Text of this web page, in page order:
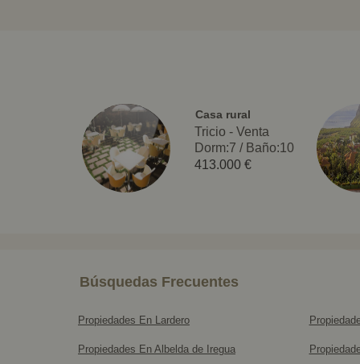
Casa rural
Tricio - Venta
Dorm:7 / Baño:10
413.000 €
Búsquedas Frecuentes
Propiedades En Lardero
Propiedades En Albelda de Iregua